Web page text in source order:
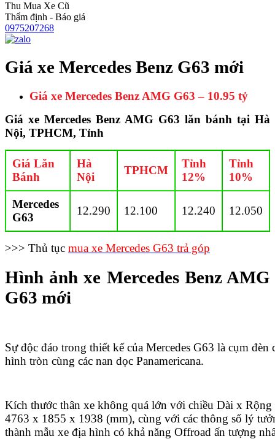
Thu Mua Xe Cũ
Thẩm định - Báo giá
0975207268
Giá xe Mercedes Benz G63 mới
Giá xe Mercedes Benz AMG G63 – 10.95 tỷ
Giá xe Mercedes Benz AMG G63 lăn bánh tại Hà
Nội, TPHCM, Tỉnh
Giá Lăn
Bánh
Hà
Nội
TPHCM
Tỉnh
12%
Tỉnh
10%
Mercedes
G63
12.290 12.100 12.240 12.050
>>> Thủ tục mua xe Mercedes G63 trả góp
Hình ảnh xe Mercedes Benz AMG
G63 mới
Sự độc đáo trong thiết kế của Mercedes G63 là cụm
hình tròn cùng các nan dọc Panamericana.
Kích thước thân xe không quá lớn với chiều Dài x
4763 x 1855 x 1938 (mm), cùng với các thông số lý
thành mẫu xe địa hình có khả năng Offroad ấn tượng